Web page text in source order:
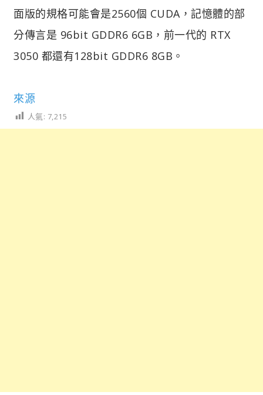
面版的規格可能會是2560個 CUDA，記憶體的部
分傳言是 96bit GDDR6 6GB，前一代的 RTX
3050 都還有128bit GDDR6 8GB。
來源
人氣: 7,215